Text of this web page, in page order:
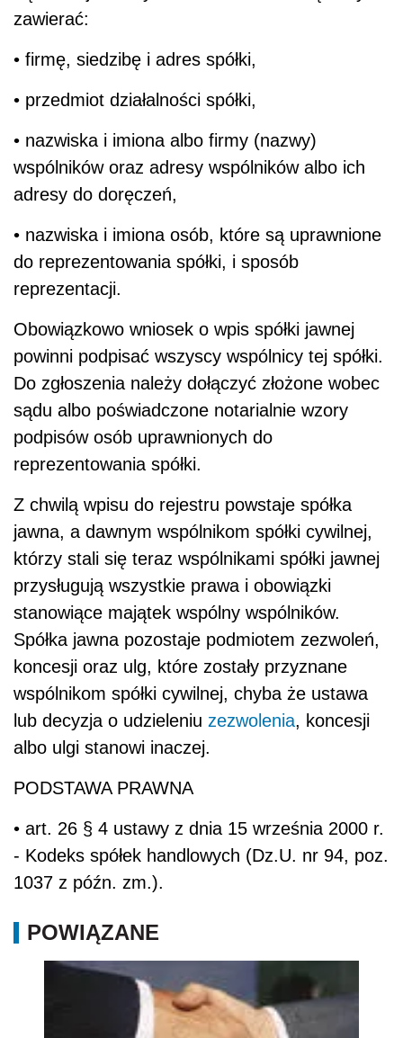
zawierać:
• firmę, siedzibę i adres spółki,
• przedmiot działalności spółki,
• nazwiska i imiona albo firmy (nazwy)
wspólników oraz adresy wspólników albo ich
adresy do doręczeń,
• nazwiska i imiona osób, które są uprawnione
do reprezentowania spółki, i sposób
reprezentacji.
Obowiązkowo wniosek o wpis spółki jawnej
powinni podpisać wszyscy wspólnicy tej spółki.
Do zgłoszenia należy dołączyć złożone wobec
sądu albo poświadczone notarialnie wzory
podpisów osób uprawnionych do
reprezentowania spółki.
Z chwilą wpisu do rejestru powstaje spółka
jawna, a dawnym wspólnikom spółki cywilnej,
którzy stali się teraz wspólnikami spółki jawnej
przysługują wszystkie prawa i obowiązki
stanowiące majątek wspólny wspólników.
Spółka jawna pozostaje podmiotem zezwoleń,
koncesji oraz ulg, które zostały przyznane
wspólnikom spółki cywilnej, chyba że ustawa
lub decyzja o udzieleniu zezwolenia, koncesji
albo ulgi stanowi inaczej.
PODSTAWA PRAWNA
• art. 26 § 4 ustawy z dnia 15 września 2000 r.
- Kodeks spółek handlowych (Dz.U. nr 94, poz.
1037 z późn. zm.).
POWIĄZANE